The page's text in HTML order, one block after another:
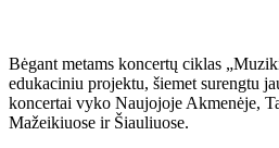
Bėgant metams koncertų ciklas
edukaciniu projektu, šiemet surengtu
koncertai vyko Naujojoje Akmenėje,
Mažeikiuose ir Šiauliuose.